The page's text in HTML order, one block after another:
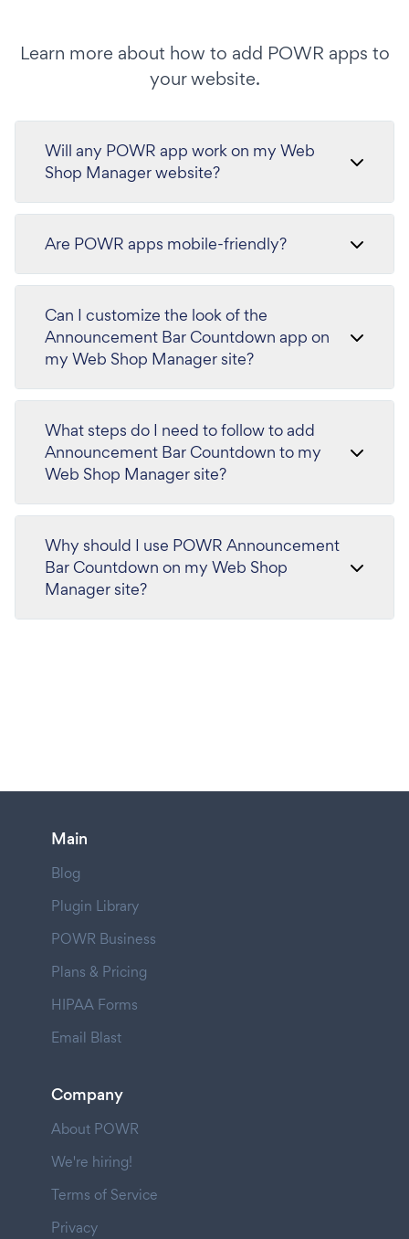
Learn more about how to add POWR apps to
your website.
Will any POWR app work on my Web
Shop Manager website?
Are POWR apps mobile-friendly?
Can I customize the look of the
Announcement Bar Countdown app on
my Web Shop Manager site?
What steps do I need to follow to add
Announcement Bar Countdown to my
Web Shop Manager site?
Why should I use POWR Announcement
Bar Countdown on my Web Shop
Manager site?
Main
Blog
Plugin Library
POWR Business
Plans & Pricing
HIPAA Forms
Email Blast
Company
About POWR
We're hiring!
Terms of Service
Privacy